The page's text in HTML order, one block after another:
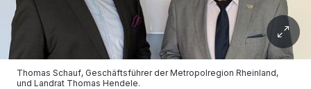
Thomas Schauf, Geschäftsführer der Metropolregion Rheinland,
und Landrat Thomas Hendele.